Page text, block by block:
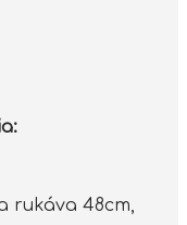
rukáva 48cm,